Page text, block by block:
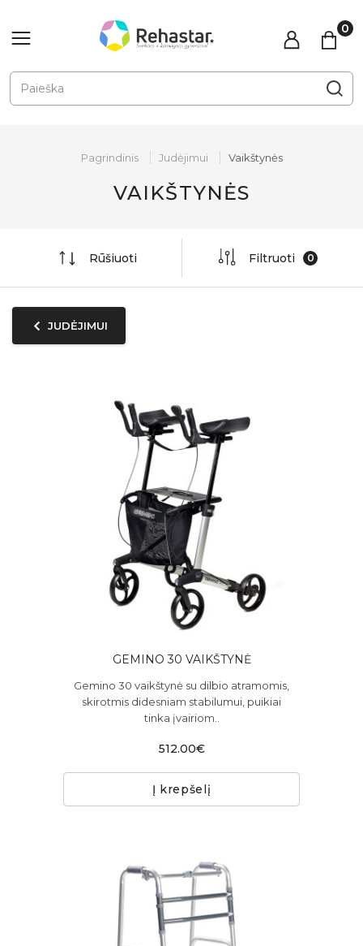
Pagrindinis Judėjimui Vaikštynės
VAIKŠTYNĖS
Rūšiuoti Filtruoti
JUDĖJIMUI
GEMINO 30 VAIKŠTYNĖ
Gemino 30 vaikštynė su dilbio atramomis,
skirotmis didesniam stabilumui, puikiai
tinka įvairiom..
512.00€
Į krepšelį